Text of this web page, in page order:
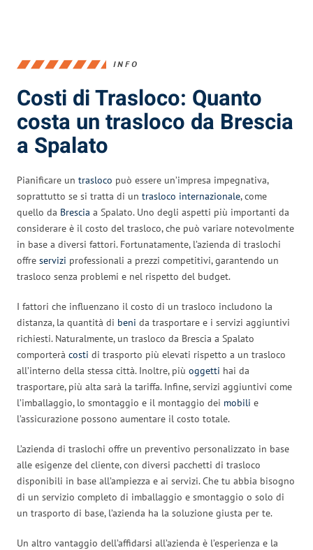
INFO
Costi di Trasloco: Quanto
costa un trasloco da Brescia
a Spalato
Pianificare un trasloco può essere un’impresa impegnativa,
soprattutto se si tratta di un trasloco internazionale, come
quello da Brescia a Spalato. Uno degli aspetti più importanti da
considerare è il costo del trasloco, che può variare notevolmente
in base a diversi fattori. Fortunatamente, l’azienda di traslochi
offre servizi professionali a prezzi competitivi, garantendo un
trasloco senza problemi e nel rispetto del budget.
I fattori che influenzano il costo di un trasloco includono la
distanza, la quantità di beni da trasportare e i servizi aggiuntivi
richiesti. Naturalmente, un trasloco da Brescia a Spalato
comporterà costi di trasporto più elevati rispetto a un trasloco
all’interno della stessa città. Inoltre, più oggetti hai da
trasportare, più alta sarà la tariffa. Infine, servizi aggiuntivi come
l’imballaggio, lo smontaggio e il montaggio dei mobili e
l’assicurazione possono aumentare il costo totale.
L’azienda di traslochi offre un preventivo personalizzato in base
alle esigenze del cliente, con diversi pacchetti di trasloco
disponibili in base all’ampiezza e ai servizi. Che tu abbia bisogno
di un servizio completo di imballaggio e smontaggio o solo di
un trasporto di base, l’azienda ha la soluzione giusta per te.
Un altro vantaggio dell’affidarsi all’azienda è l’esperienza e la